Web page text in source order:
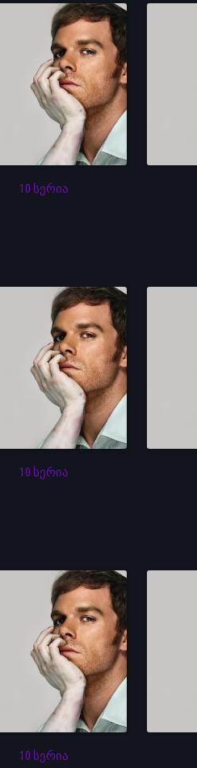
10 სერია
10 სერია
10 სერია